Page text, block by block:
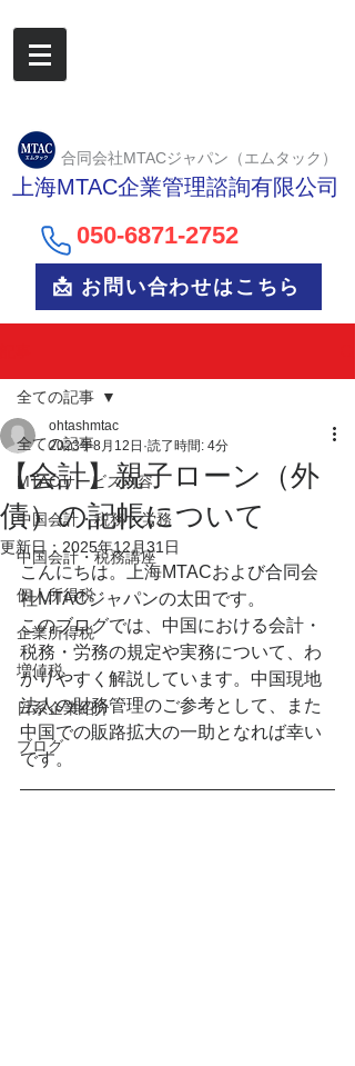
合同会社MTACジャパン（エムタック）
上海MTAC企業管理諮詢有限公司
050-6871-2752
📩 お問い合わせはこちら
全ての記事
MTACサービス内容
中国会計・税務・労務
中国会計・税務講座
個人所得税
企業所得税
増値税
日系企業紹介
ブログ
全ての記事
【会計】親子ローン（外
債）の記帳について
ohtashmtac
2023年8月12日 読了時間: 4分
更新日： 2025年12月31日
こんにちは。上海MTACおよび合同会
社MTACジャパンの太田です。
このブログでは、中国における会計・
税務・労務の規定や実務について、わ
かりやすく解説しています。中国現地
法人の財務管理のご参考として、また
中国での販路拡大の一助となれば幸い
です。